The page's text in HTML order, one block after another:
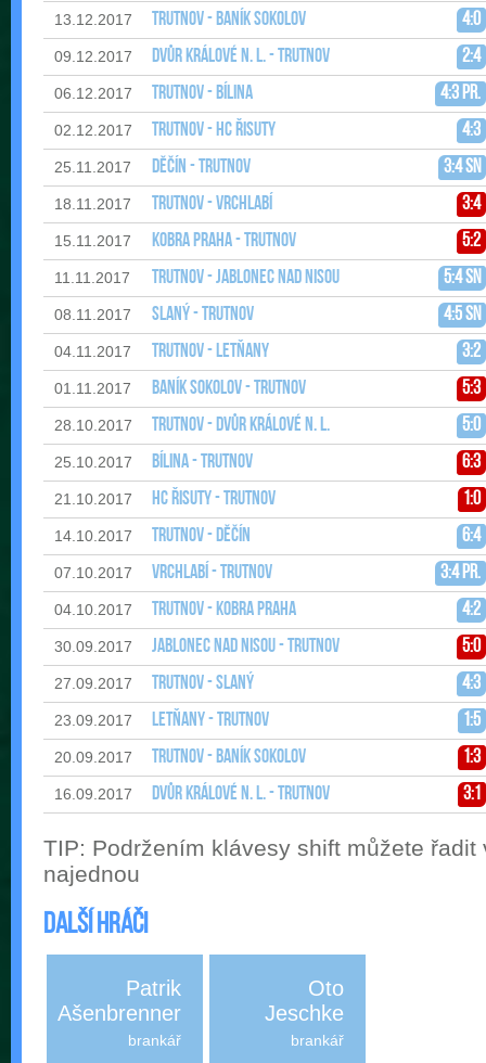
13.12.2017 Trutnov - Baník Sokolov 4:0
09.12.2017 Dvůr Králové n. L. - Trutnov 2:4
06.12.2017 Trutnov - Bílina 4:3 pr.
02.12.2017 Trutnov - HC Řisuty 4:3
25.11.2017 Děčín - Trutnov 3:4 sn
18.11.2017 Trutnov - Vrchlabí 3:4
15.11.2017 Kobra Praha - Trutnov 5:2
11.11.2017 Trutnov - Jablonec nad Nisou 5:4 sn
08.11.2017 Slaný - Trutnov 4:5 sn
04.11.2017 Trutnov - Letňany 3:2
01.11.2017 Baník Sokolov - Trutnov 5:3
28.10.2017 Trutnov - Dvůr Králové n. L. 5:0
25.10.2017 Bílina - Trutnov 6:3
21.10.2017 HC Řisuty - Trutnov 1:0
14.10.2017 Trutnov - Děčín 6:4
07.10.2017 Vrchlabí - Trutnov 3:4 pr.
04.10.2017 Trutnov - Kobra Praha 4:2
30.09.2017 Jablonec nad Nisou - Trutnov 5:0
27.09.2017 Trutnov - Slaný 4:3
23.09.2017 Letňany - Trutnov 1:5
20.09.2017 Trutnov - Baník Sokolov 1:3
16.09.2017 Dvůr Králové n. L. - Trutnov 3:1
TIP: Podržením klávesy shift můžete řadit
najednou
Další hráči
Patrik
Ašenbrenner
brankář
Oto
Jeschke
brankář